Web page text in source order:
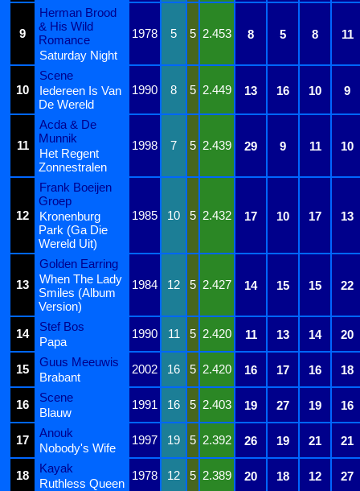
9
Herman Brood
& His Wild
Romance
1978 5 5 2.453 8 5 8
11
Saturday Night
10
Scene
1990
8 5 2.449 13 16 10 9
Iedereen Is Van
De Wereld
11
Acda & De
Munnik
1998 7 5 2.439 29 9 11 10
Het Regent
Zonnestralen
12
Frank Boeijen
Groep
1985
10 5 2.432 17 10 17 13
Kronenburg
Park (Ga Die
Wereld Uit)
13
Golden Earring
1984
12 5 2.427 14 15 15 22
When The Lady
Smiles (Album
Version)
14
Stef Bos
1990 11 5 2.420 11 13 14 20
Papa
15
Guus Meeuwis
2002 16 5 2.420 16 17 16 18
Brabant
16
Scene
1991 16 5 2.403 19 27 19 16
Blauw
17
Anouk
1997 19 5 2.392 26 19 21 21
Nobody's Wife
18
Kayak
1978 12 5 2.389 20 18 12 27
Ruthless Queen